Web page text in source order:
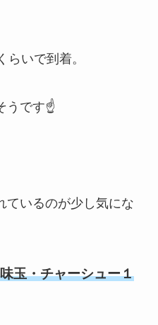
いで到着。
うです☝
ているのが少し気にな
玉・チャーシュー１